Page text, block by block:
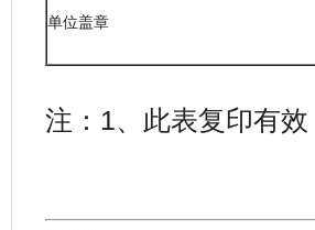
单位盖章
注：1、此表复印有